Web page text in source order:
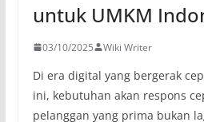
untuk UMKM
03/10/2025 Wiki Writer
Di era digital yang bergerak
ini, kebutuhan akan respons
pelanggan yang prima bukan